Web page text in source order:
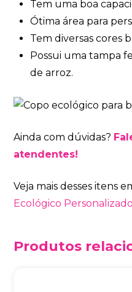
Tem uma boa
Ótima área para
Tem diversas cores
Possui uma tampa
de arroz.
Ainda com dúvidas?
atendentes!
Veja mais desses itens
Ecológico
Produtos